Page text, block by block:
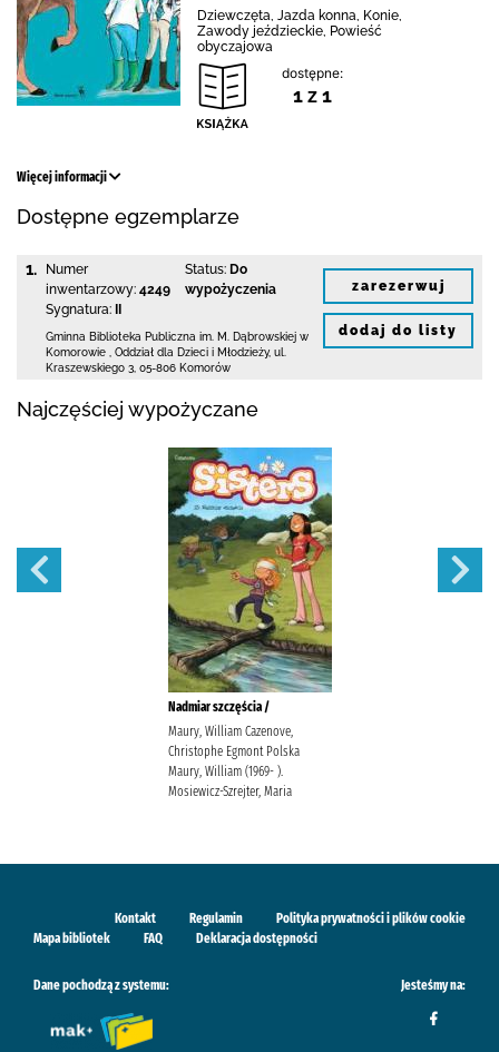
Dziewczęta, Jazda konna, Konie,
Zawody jeździeckie, Powieść
obyczajowa
dostępne:
1 z 1
Więcej informacji
Dostępne egzemplarze
1.
Numer
inwentarzowy: 4249
Sygnatura:
Status: Do
wypożyczenia
Gminna Biblioteka Publiczna im. M. Dąbrowskiej w
Komorowie
Oddział dla Dzieci i Młodzieży, ul.
Kraszewskiego 3 05-806 Komorów
zarezerwuj
dodaj do listy
Najczęściej wypożyczane
Nadmiar szczęścia /
Maury, William Cazenove,
Christophe Egmont Polska
Maury, William (1969- ).
Mosiewicz-Szrejter, Maria
Kontakt Regulamin
Polityka prywatności i plików cookie
Mapa bibliotek
FAQ Deklaracja dostępności
Dane pochodzą z systemu: Jesteśmy na: